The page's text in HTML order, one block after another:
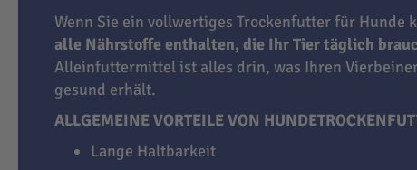
Wenn Sie ein vollwertiges Trockenfutter für Hunde
alle Nährstoffe enthalten, die Ihr Tier täglich
Alleinfuttermittel ist alles drin, was Ihren
gesund erhält.
ALLGEMEINE VORTEILE VON
Lange Haltbarkeit